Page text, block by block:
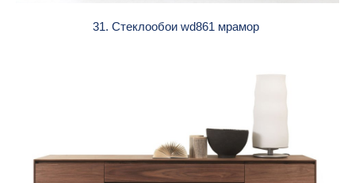
31. Стеклообои wd861 мрамор